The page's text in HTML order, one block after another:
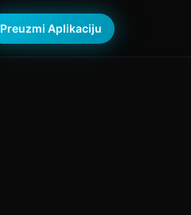
Preuzmi Aplikaciju